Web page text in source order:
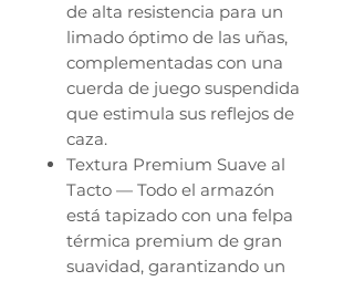
de alta resistencia para un
limado óptimo de las uñas,
complementadas con una
cuerda de juego suspendida
que estimula sus reflejos de
caza.
Textura Premium Suave al
Tacto — Todo el armazón
está tapizado con una felpa
térmica premium de gran
suavidad, garantizando un